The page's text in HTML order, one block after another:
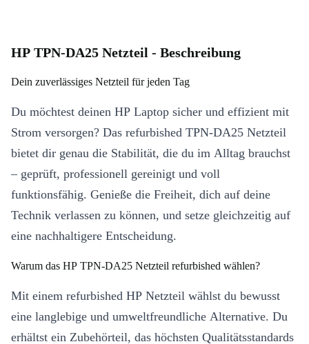
HP TPN-DA25 Netzteil - Beschreibung
Dein zuverlässiges Netzteil für jeden Tag
Du möchtest deinen HP Laptop sicher und effizient mit
Strom versorgen? Das refurbished TPN-DA25 Netzteil
bietet dir genau die Stabilität, die du im Alltag brauchst
– geprüft, professionell gereinigt und voll
funktionsfähig. Genieße die Freiheit, dich auf deine
Technik verlassen zu können, und setze gleichzeitig auf
eine nachhaltigere Entscheidung.
Warum das HP TPN-DA25 Netzteil refurbished wählen?
Mit einem refurbished HP Netzteil wählst du bewusst
eine langlebige und umweltfreundliche Alternative. Du
erhältst ein Zubehörteil, das höchsten Qualitätsstandards